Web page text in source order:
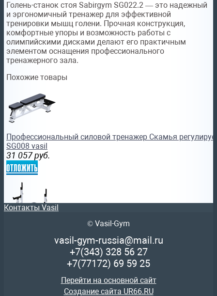
Голень-станок стоя Sabirgym SG022.2 — это надежный
и эргономичный тренажер для эффективной
тренировки мышц голени. Прочная конструкция,
комфортные упоры и возможность работы с
олимпийскими дисками делают его практичным
элементом оснащения профессионального
тренажерного зала.
Похожие товары
Профессиональный силовой тренажер Скамья
SG008 vasil
31 057 руб.
отложить
Профессиональный силовой тренажер Скамья жимовая
SG004.1 вaсилджим
Контакты Vasil
© Vasil-Gym
vasil-gym-russia@mail.ru
+7(343) 328 56 27
+7(77172) 69 59 25
Перейти на основной сайт
Создание сайта UR66.RU